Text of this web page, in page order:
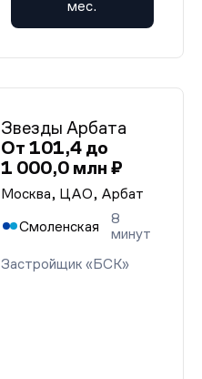
мес.
Звезды Арбата
От 101,4 до
1 000,0 млн ₽
Москва, ЦАО, Арбат
Смоленская
8
минут
Застройщик «БСК»